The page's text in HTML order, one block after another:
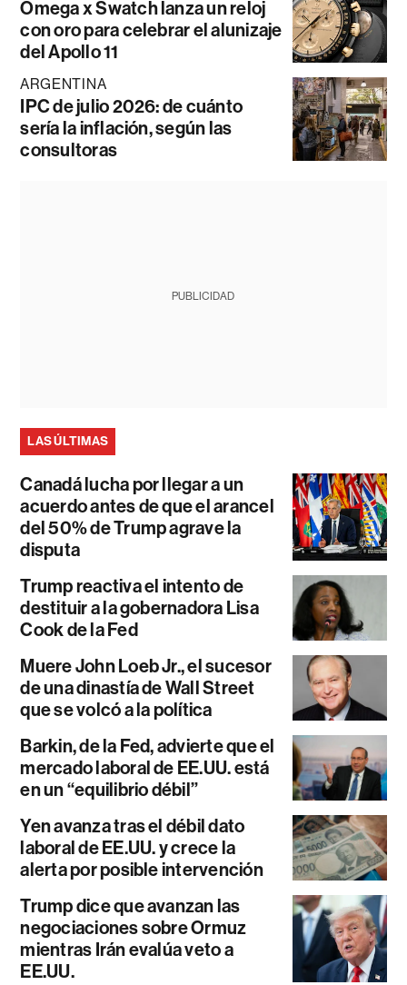
Omega x Swatch lanza un reloj
con oro para celebrar el alunizaje
del Apollo 11
ARGENTINA
IPC de julio 2026: de cuánto
sería la inflación, según las
consultoras
PUBLICIDAD
LAS ÚLTIMAS
Canadá lucha por llegar a un
acuerdo antes de que el arancel
del 50% de Trump agrave la
disputa
Trump reactiva el intento de
destituir a la gobernadora Lisa
Cook de la Fed
Muere John Loeb Jr., el sucesor
de una dinastía de Wall Street
que se volcó a la política
Barkin, de la Fed, advierte que el
mercado laboral de EE.UU. está
en un “equilibrio débil”
Yen avanza tras el débil dato
laboral de EE.UU. y crece la
alerta por posible intervención
Trump dice que avanzan las
negociaciones sobre Ormuz
mientras Irán evalúa veto a
EE.UU.